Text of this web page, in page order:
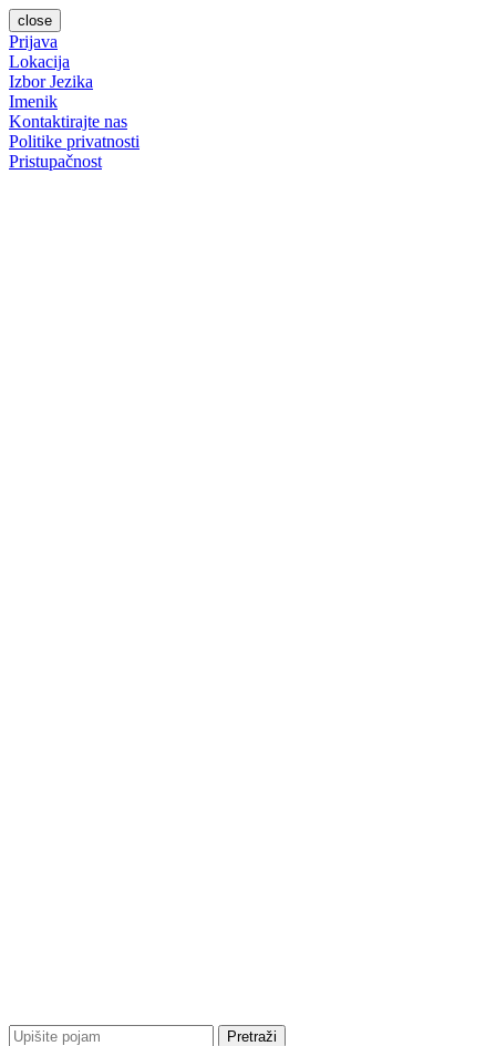
close
Prijava
Lokacija
Izbor Jezika
Imenik
Kontaktirajte nas
Politike privatnosti
Pristupačnost
Pretraži